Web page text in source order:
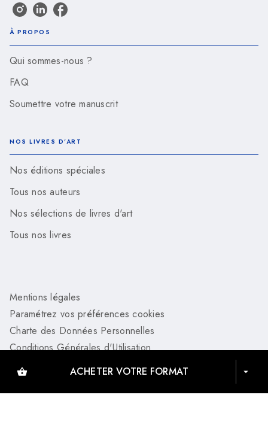
shopping_basket ACHETER VOTRE FORMAT arrow_drop_down
À PROPOS
Qui sommes-nous ?
FAQ
Soumettre votre manuscrit
NOS LIVRES D'ART
Nos éditions spéciales
Tous nos auteurs
Nos sélections de livres d'art
Tous nos livres
Mentions légales
Paramétrez vos préférences cookies
Charte des Données Personnelles
Conditions Générales d'Utilisation
Charte de référencement